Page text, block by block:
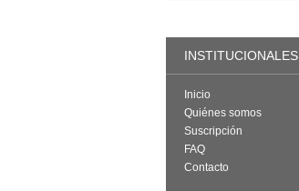
INSTITUCIONALES
Inicio
Quiénes somos
Suscripción
FAQ
Contacto